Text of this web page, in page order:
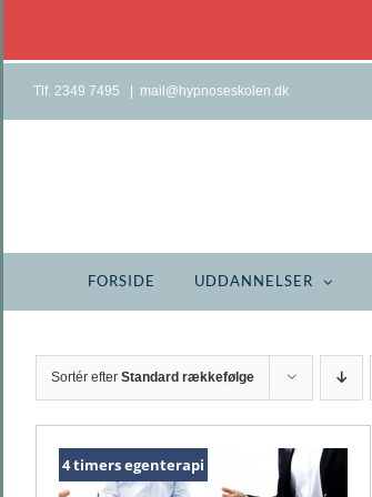
content
Tlf. 2349 7495 | mail@hypnoseskolen.dk
FORSIDE UDDANNELSER
Sortér efter Standard rækkefølge
4 timers egenterapi